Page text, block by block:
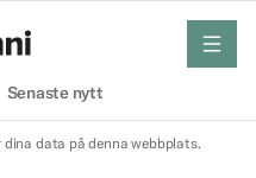
Senaste nytt
meny
data på denna webbplats.